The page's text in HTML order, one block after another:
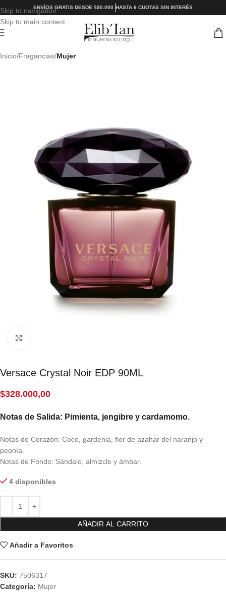
Skip to navigation
Skip to main content
ENVÍOS GRATIS DESDE $90.000 HASTA 6 CUOTAS SIN INTERÉS
Inicio Fragancias Mujer
Versace Crystal Noir EDP 90ML
$328.000,00
Notas de Salida: Pimienta, jengibre y cardamomo.
Notas de Corazón: Coco, gardenia, flor de azahar del naranjo y
peonía.
Notas de Fondo: Sándalo, almizcle y ámbar.
4 disponibles
AÑADIR AL CARRITO
Añadir a Favoritos
SKU: 7506317
Categoría: Mujer